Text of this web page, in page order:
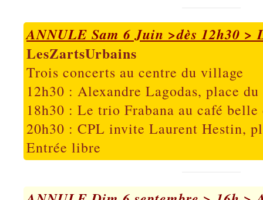
ANNULE Sam 6 Juin >dès 12h30 >
LesZartsUrbains
Trois concerts au centre du village
12h30 : Alexandre Lagodas, place
18h30 : Le trio Frabana au café
20h30 : CPL invite Laurent Hestin,
Entrée libre